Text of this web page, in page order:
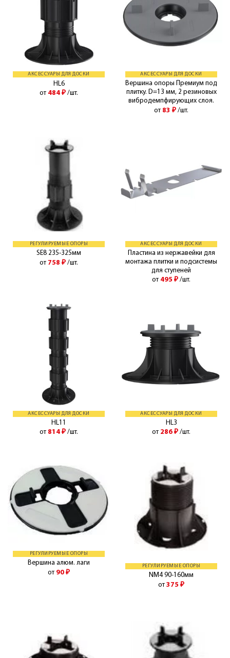
АКСЕССУАРЫ ДЛЯ ДОСКИ
HL6
от 484 ₽ /шт.
АКСЕССУАРЫ ДЛЯ ДОСКИ
Вершина опоры Премиум под
плитку. D=13 мм, 2 резиновых
вибродемпфирующих слоя.
от 83 ₽ /шт.
РЕГУЛИРУЕМЫЕ ОПОРЫ
SE8 235-325мм
от 758 ₽ /шт.
АКСЕССУАРЫ ДЛЯ ДОСКИ
Пластина из нержавейки для
монтажа плитки и подсистемы
для ступеней
от 495 ₽ /шт.
АКСЕССУАРЫ ДЛЯ ДОСКИ
HL11
от 814 ₽ /шт.
АКСЕССУАРЫ ДЛЯ ДОСКИ
HL3
от 286 ₽ /шт.
РЕГУЛИРУЕМЫЕ ОПОРЫ
Вершина алюм. лаги
от 90 ₽
РЕГУЛИРУЕМЫЕ ОПОРЫ
NM4 90-160мм
от 375 ₽